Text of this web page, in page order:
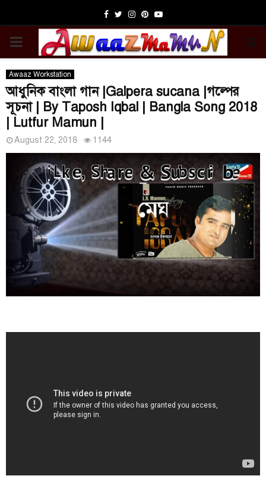
Facebook
TwitterInstagram
Pinterest
Youtube
PRIMARY
MENU
Awaaz Workstation
আধুনিক বাংলা গান |Galpera sucana |গল্পের
সূচনা | By Taposh Iqbal | Bangla Song 2018
| Lutfur Mamun |
August 22, 2018 1144